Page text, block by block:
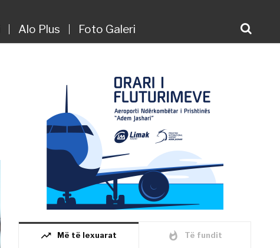
Alo Plus Foto Galeri
trending_up Më të lexuarat whatshot Të fundit